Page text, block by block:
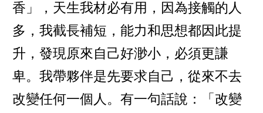
香」，天生我材必有用，因為接觸的人
多，我截長補短，能力和思想都因此提
升，發現原來自己好渺小，必須更謙
卑。我帶夥伴是先要求自己，從來不去
改變任何一個人。有一句話說：「改變